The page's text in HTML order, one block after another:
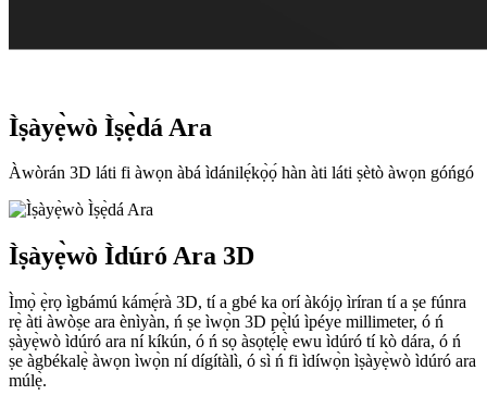
Ìṣàyẹ̀wò Ìṣẹ̀dá Ara
Àwòrán 3D láti fi àwọn àbá ìdánilẹ́kọ̀ọ́ hàn àti láti ṣètò àwọn góńgó
Ìṣàyẹ̀wò Ìdúró Ara 3D
Ìmọ̀ ẹ̀rọ ìgbámú kámẹ́rà 3D, tí a gbé ka orí àkójọ ìríran tí a ṣe fúnra
rẹ̀ àti àwòṣe ara ènìyàn, ń ṣe ìwọ̀n 3D pẹ̀lú ìpéye millimeter, ó ń
ṣàyẹ̀wò ìdúró ara ní kíkún, ó ń sọ àsọtẹ́lẹ̀ ewu ìdúró tí kò dára, ó ń
ṣe àgbékalẹ̀ àwọn ìwọ̀n ní dígítàlì, ó sì ń fi ìdíwọ̀n ìṣàyẹ̀wò ìdúró ara
múlẹ̀.